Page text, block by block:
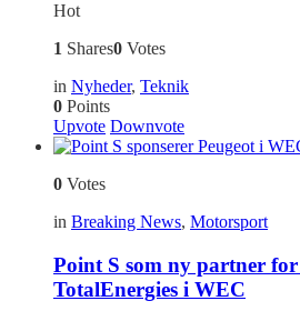
Hot
1 Shares0 Votes
in Nyheder, Teknik
0 Points
Upvote Downvote
0 Votes
in Breaking News, Motorsport
Point S som ny partner for
TotalEnergies i WEC